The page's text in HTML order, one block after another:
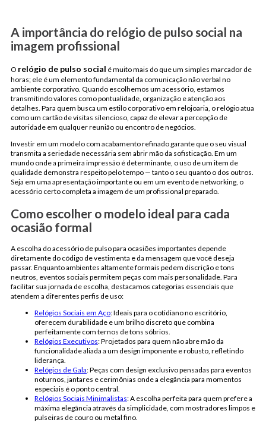
A importância do relógio de pulso social na
imagem profissional
O relógio de pulso social é muito mais do que um simples marcador de
horas; ele é um elemento fundamental da comunicação não verbal no
ambiente corporativo. Quando escolhemos um acessório, estamos
transmitindo valores como pontualidade, organização e atenção aos
detalhes. Para quem busca um estilo corporativo em relojoaria, o relógio atua
como um cartão de visitas silencioso, capaz de elevar a percepção de
autoridade em qualquer reunião ou encontro de negócios.
Investir em um modelo com acabamento refinado garante que o seu visual
transmita a seriedade necessária sem abrir mão da sofisticação. Em um
mundo onde a primeira impressão é determinante, o uso de um item de
qualidade demonstra respeito pelo tempo — tanto o seu quanto o dos outros.
Seja em uma apresentação importante ou em um evento de networking, o
acessório certo completa a imagem de um profissional preparado.
Como escolher o modelo ideal para cada
ocasião formal
A escolha do acessório de pulso para ocasiões importantes depende
diretamente do código de vestimenta e da mensagem que você deseja
passar. Enquanto ambientes altamente formais pedem discrição e tons
neutros, eventos sociais permitem peças com mais personalidade. Para
facilitar sua jornada de escolha, destacamos categorias essenciais que
atendem a diferentes perfis de uso:
Relógios Sociais em Aço: Ideais para o cotidiano no escritório,
oferecem durabilidade e um brilho discreto que combina
perfeitamente com ternos de tons sóbrios.
Relógios Executivos: Projetados para quem não abre mão da
funcionalidade aliada a um design imponente e robusto, refletindo
liderança.
Relógios de Gala: Peças com design exclusivo pensadas para eventos
noturnos, jantares e cerimônias onde a elegância para momentos
especiais é o ponto central.
Relógios Sociais Minimalistas: A escolha perfeita para quem prefere a
máxima elegância através da simplicidade, com mostradores limpos e
pulseiras de couro ou metal fino.